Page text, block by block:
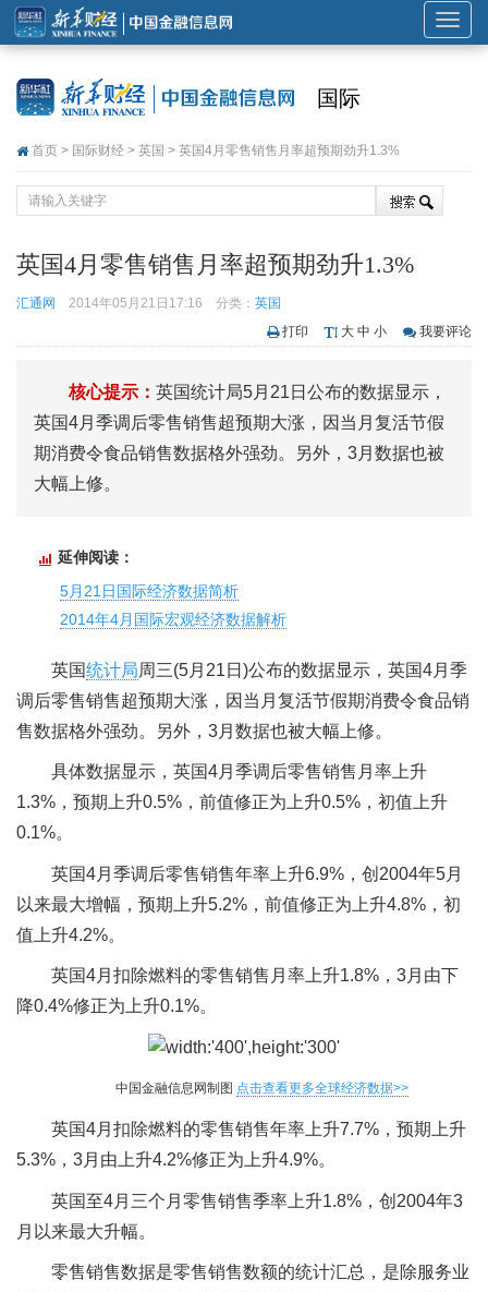
展
开
国际
首页 > 国际财经 > 英国 > 英国4月零售销售月率超预期劲升1.3%
英国4月零售销售月率超预期劲升1.3%
汇通网 2014年05月21日17:16 分类： 英国
打印
大 中 小 我要评论
核心提示： 英国统计局5月21日公布的数据显示，
英国4月季调后零售销售超预期大涨，因当月复活节假
期消费令食品销售数据格外强劲。另外，3月数据也被
大幅上修。
延伸阅读：
5月21日国际经济数据简析
2014年4月国际宏观经济数据解析
英国统计局周三(5月21日)公布的数据显示，英国4月季
调后零售销售超预期大涨，因当月复活节假期消费令食品销
售数据格外强劲。另外，3月数据也被大幅上修。
具体数据显示，英国4月季调后零售销售月率上升
1.3%，预期上升0.5%，前值修正为上升0.5%，初值上升
0.1%。
英国4月季调后零售销售年率上升6.9%，创2004年5月
以来最大增幅，预期上升5.2%，前值修正为上升4.8%，初
值上升4.2%。
英国4月扣除燃料的零售销售月率上升1.8%，3月由下
降0.4%修正为上升0.1%。
中国金融信息网制图 点击查看更多全球经济数据>>
英国4月扣除燃料的零售销售年率上升7.7%，预期上升
5.3%，3月由上升4.2%修正为上升4.9%。
英国至4月三个月零售销售季率上升1.8%，创2004年3
月以来最大升幅。
零售销售数据是零售销售数额的统计汇总，是除服务业